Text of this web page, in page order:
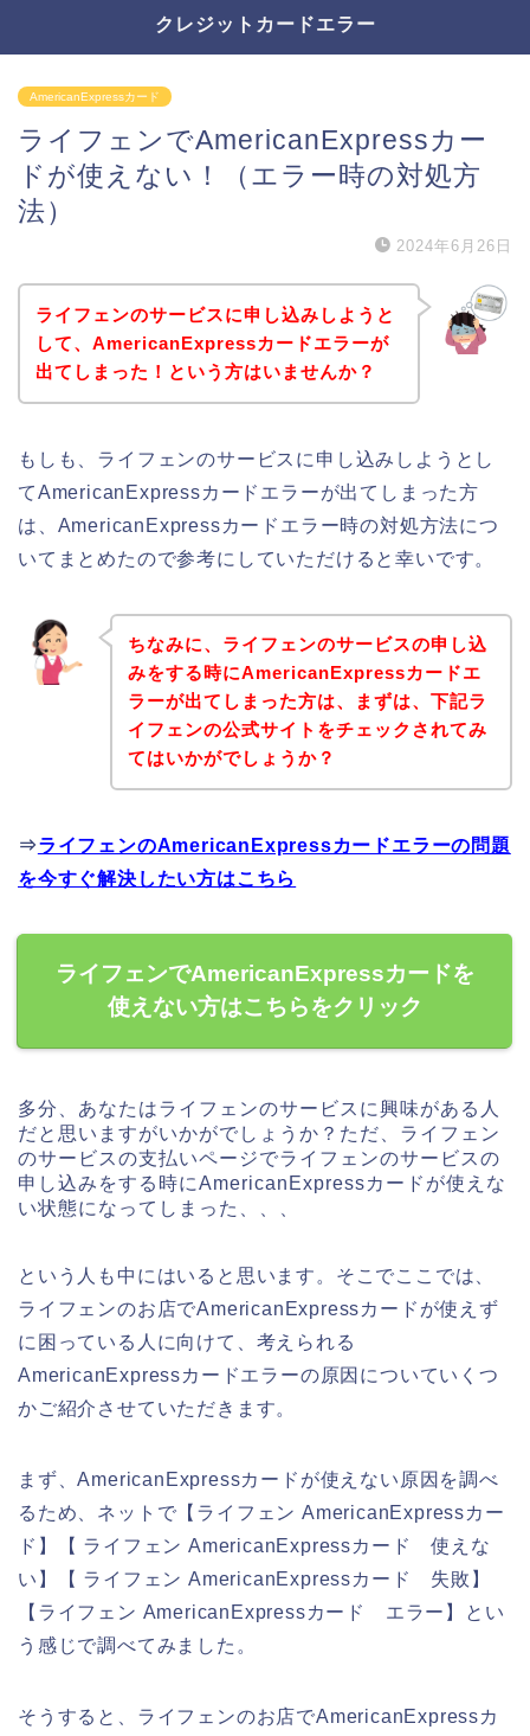
クレジットカードエラー
AmericanExpressカード
ライフェンでAmericanExpressカー
ドが使えない！（エラー時の対処方
法）
2024年6月26日
ライフェンのサービスに申し込みしようと
して、AmericanExpressカードエラーが
出てしまった！という方はいませんか？
もしも、ライフェンのサービスに申し込みしようとし
てAmericanExpressカードエラーが出てしまった方
は、AmericanExpressカードエラー時の対処方法につ
いてまとめたので参考にしていただけると幸いです。
ちなみに、ライフェンのサービスの申し込
みをする時にAmericanExpressカードエ
ラーが出てしまった方は、まずは、下記ラ
イフェンの公式サイトをチェックされてみ
てはいかがでしょうか？
⇒ライフェンのAmericanExpressカードエラーの問題
を今すぐ解決したい方はこちら
ライフェンでAmericanExpressカードを
使えない方はこちらをクリック
多分、あなたはライフェンのサービスに興味がある人
だと思いますがいかがでしょうか？ただ、ライフェン
のサービスの支払いページでライフェンのサービスの
申し込みをする時にAmericanExpressカードが使えな
い状態になってしまった、、、
という人も中にはいると思います。そこでここでは、
ライフェンのお店でAmericanExpressカードが使えず
に困っている人に向けて、考えられる
AmericanExpressカードエラーの原因についていくつ
かご紹介させていただきます。
まず、AmericanExpressカードが使えない原因を調べ
るため、ネットで【ライフェン AmericanExpressカー
ド】【 ライフェン AmericanExpressカード 使えな
い】【 ライフェン AmericanExpressカード 失敗】
【ライフェン AmericanExpressカード エラー】とい
う感じで調べてみました。
そうすると、ライフェンのお店でAmericanExpressカ